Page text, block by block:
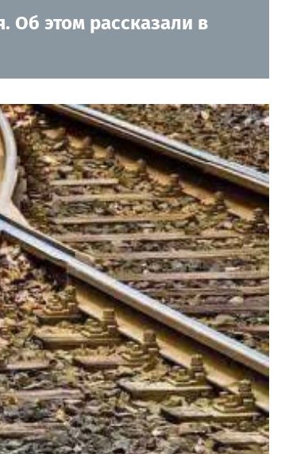
Об этом рассказали в